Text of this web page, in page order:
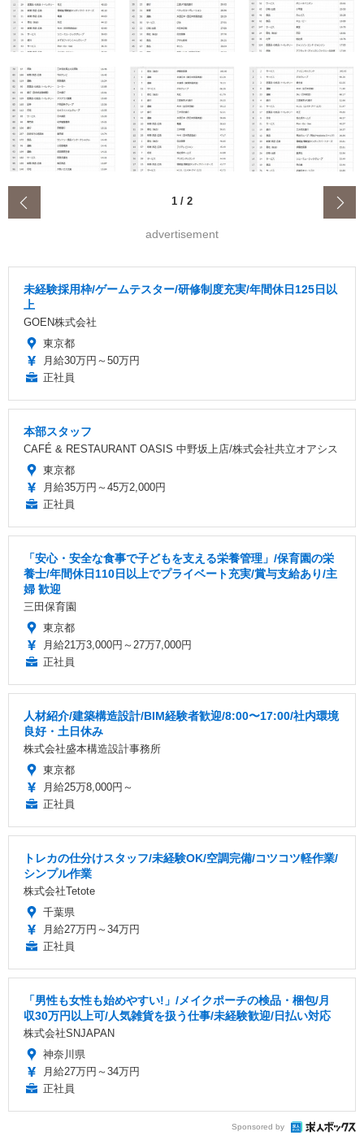
1 / 2
advertisement
未経験採用枠/ゲームテスター/研修制度充実/年間休日125日以
上
GOEN株式会社
東京都
月給30万円～50万円
正社員
本部スタッフ
CAFÉ & RESTAURANT OASIS 中野坂上店/株式会社共立オアシス
東京都
月給35万円～45万2,000円
正社員
「安心・安全な食事で子どもを支える栄養管理」/保育園の栄
養士/年間休日110日以上でプライベート充実/賞与支給あり/主
婦 歓迎
三田保育園
東京都
月給21万3,000円～27万7,000円
正社員
人材紹介/建築構造設計/BIM経験者歓迎/8:00〜17:00/社内環境
良好・土日休み
株式会社盛本構造設計事務所
東京都
月給25万8,000円～
正社員
トレカの仕分けスタッフ/未経験OK/空調完備/コツコツ軽作業/
シンプル作業
株式会社Tetote
千葉県
月給27万円～34万円
正社員
「男性も女性も始めやすい!」/メイクポーチの検品・梱包/月
収30万円以上可/人気雑貨を扱う仕事/未経験歓迎/日払い対応
株式会社SNJAPAN
神奈川県
月給27万円～34万円
正社員
Sponsored by